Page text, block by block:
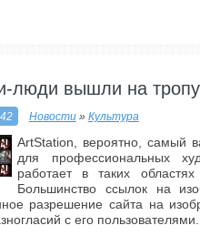
люди вышли на
Новости» Культура
ArtStation, вероятно, самый
для профессиональных
работает в таких
Большинство ссылок на
разрешение сайта на
с его пользователями.